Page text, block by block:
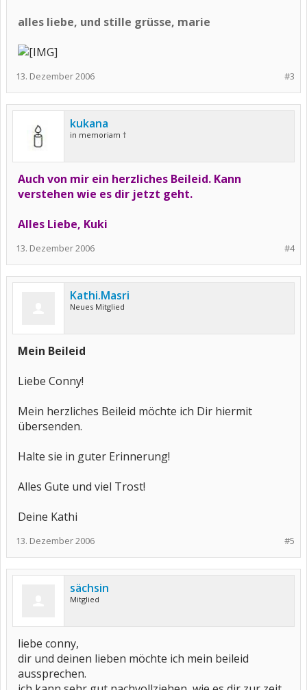
alles liebe, und stille grüsse, marie
#3
13. Dezember 2006
kukana
in memoriam †
Auch von mir ein herzliches Beileid. Kann
verstehen wie es dir jetzt geht.
Alles Liebe, Kuki
#4
13. Dezember 2006
Kathi.Masri
Neues Mitglied
Mein Beileid
Liebe Conny!
Mein herzliches Beileid möchte ich Dir hiermit
übersenden.
Halte sie in guter Erinnerung!
Alles Gute und viel Trost!
Deine Kathi
#5
13. Dezember 2006
sächsin
Mitglied
liebe conny,
dir und deinen lieben möchte ich mein beileid
aussprechen.